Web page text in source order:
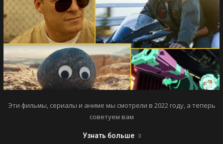
Эти фильмы, сериалы и аниме мы смотрели в 2022 году, а теперь
советуем вам
Узнать больше